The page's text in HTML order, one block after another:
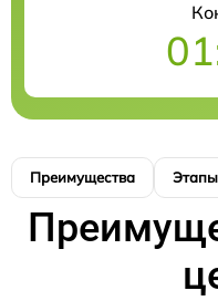
Преимущества